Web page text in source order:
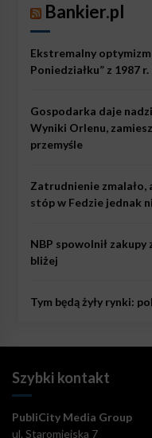
Bankier.pl
Ekstremalny
Poniedziałku” z 1987 r.
Gospodarka daje
Wyniki Orlenu,
przemyśle
Zatrudnienie zmalało,
stóp w Fedzie jednak
NBP spowolnił
bliżej
Tym będą żyły rynki:
Szybki kontakt
PubliCity Media Group
ul. Staromiejska 7